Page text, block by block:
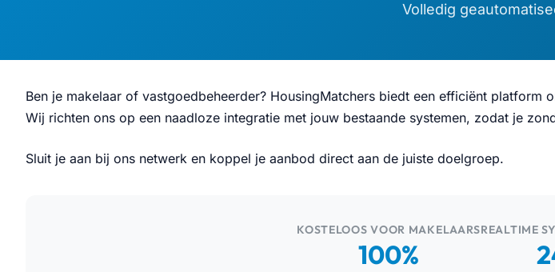
Volledig
Ben je makelaar of vastgoedbeheerder? HousingMatchers biedt een efficiënt
Wij richten ons op een naadloze integratie met jouw bestaande systemen, zodat je
Sluit je aan bij ons netwerk en koppel je aanbod direct aan de juiste doelgroep.
KOSTELOOS VOOR MAKELAARS
100%
REALTIME